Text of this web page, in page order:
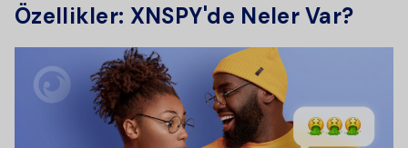
Özellikler: XNSPY'de Neler Var?